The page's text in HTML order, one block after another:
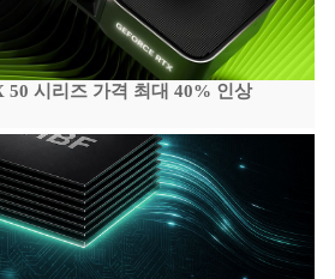
50 시리즈 가격 최대 40% 인상